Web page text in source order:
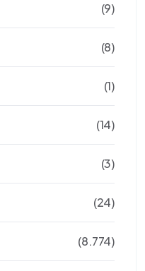
(9)
(8)
(1)
(14)
(3)
(24)
(8.774)